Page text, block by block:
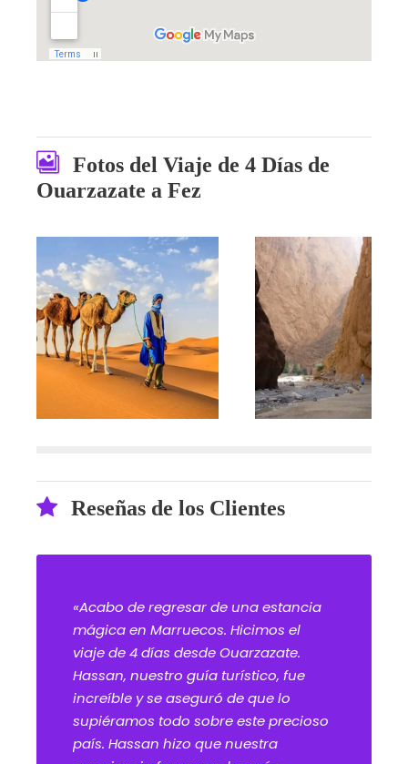
Fotos del Viaje de 4 Días de
Ouarzazate a Fez
Reseñas de los Clientes
«Acabo de regresar de una estancia
mágica en Marruecos. Hicimos el
viaje de 4 días desde Ouarzazate.
Hassan, nuestro guía turístico, fue
increíble y se aseguró de que lo
supiéramos todo sobre este precioso
país. Hassan hizo que nuestra